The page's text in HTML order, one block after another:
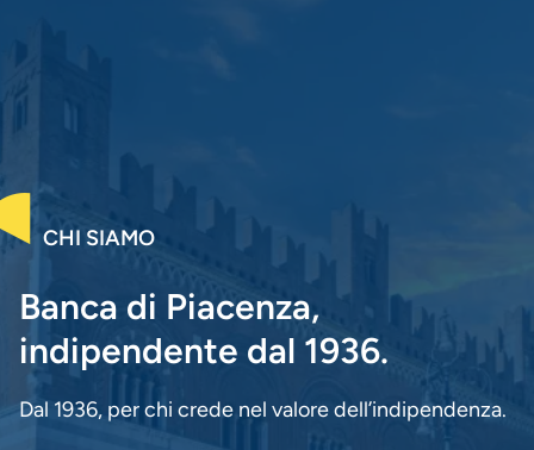
CHI SIAMO
Banca di Piacenza,
indipendente dal 1936.
Dal 1936, per chi crede nel valore dell’indipendenza.